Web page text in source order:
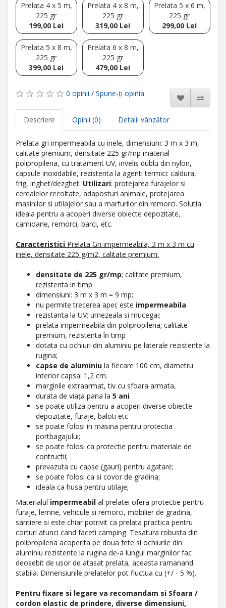
Prelata 4 x 5 m,
225 gr
199,00 Lei
Prelata 4 x 8 m,
225 gr
319,00 Lei
Prelata 5 x 6 m,
225 gr
299,00 Lei
Prelata 5 x 8 m,
225 gr
399,00 Lei
Prelata 6 x 8 m,
225 gr
479,00 Lei
0 opinii / Spune-ţi opinia
Descriere Opinii (0) Detalii vânzător
Prelata gri impermeabila cu inele, dimensiuni: 3 m x 3 m,
calitate premium, densitate 225 gr/mp material
polipropilena, cu tratament UV, invelis dublu din nylon,
capsule inoxidabile, rezistenta la agenti termici: caldura,
frig, inghet/dezghet. Utilizari: protejarea furajelor si
cerealelor recoltate, adaposturi animale, protejarea
masinilor si utilajelor sau a marfurilor din remorci. Solutia
ideala pentru a acoperi diverse obiecte depozitate,
camioane, remorci, barci, etc.
Caracteristici Prelata Gri impermeabila, 3 m x 3 m cu
inele, densitate 225 g/m2, calitate premium:
densitate de 225 gr/mp; calitate premium,
rezistenta in timp
dimensiuni: 3 m x 3 m = 9 mp;
nu permite trecerea apei; este impermeabila
rezistanta la UV; umezeala si mucegai;
prelata impermeabila din polipropilena; calitate
premium, rezistenta în timp
dotata cu ochiuri din aluminiu pe laterale rezistente la
rugina;
capse de aluminiu la fiecare 100 cm, diametru
interior capsa: 1,2 cm.
marginile extraarmat, tiv cu sfoara armata,
durata de viața pana la 5 ani
se poate utiliza pentru a acoperi diverse obiecte
depozitate, furaje, baloti etc
se poate folosi in masina pentru protectia
portbagajului;
se poate folosi ca protectie pentru materiale de
contructii;
prevazuta cu capse (gauri) pentru agatare;
se poate folosi ca si covor de gradina;
ideala ca husa pentru utilaje;
Materialul impermeabil al prelatei ofera protectie pentru
furaje, lemne, vehicule si remorci, mobilier de gradina,
santiere si este chiar potrivit ca prelata practica pentru
corturi atunci cand faceti camping. Tesatura robusta din
polipropilena acoperita pe doua fete si ochiurile din
aluminiu rezistente la rugina de-a lungul marginilor fac
deosebit de usor de atasat prelata, aceasta ramanand
stabila. Dimensiunile prelatelor pot fluctua cu (+/ - 5 %).
Pentru fixare si legare va recomandam si Sfoara /
cordon elastic de prindere, diverse dimensiuni,